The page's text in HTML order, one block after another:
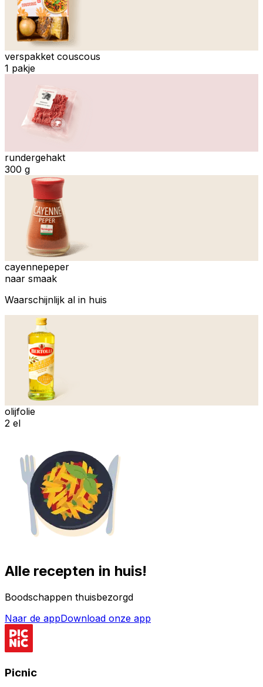
verspakket couscous
1 pakje
rundergehakt
300 g
cayennepeper
naar smaak
Waarschijnlijk al in huis
olijfolie
2 el
Alle recepten in huis!
Boodschappen thuisbezorgd
Naar de appDownload onze app
Picnic